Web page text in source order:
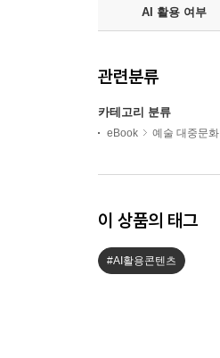
AI 활용 여부
관련분류
카테고리 분류
eBook 예술 대중문화
이 상품의 태그
#AI활용콘텐츠